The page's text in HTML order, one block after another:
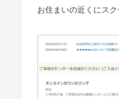
お住まいの近くにスク